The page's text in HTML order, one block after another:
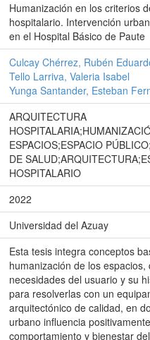
Humanización en los criterios
hospitalario. Intervención
en el Hospital Básico de Paute
Culcay Chérrez, Rubén
Tello Larriva, Valeria Isabel
Yunga Santander, Esteban
ARQUITECTURA
ESPACIOS;ESPACIO
DE
HOSPITALARIO
2022
Universidad del Azuay
Esta tesis integra conceptos
humanización de los
necesidades del usuario y su
para resolverlas con un
arquitectónico de calidad, en
urbano influencia
comportamiento y bienestar